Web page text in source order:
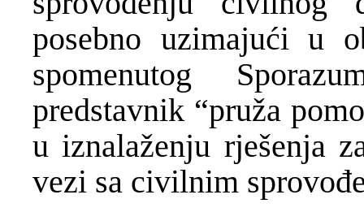
posebno uzimajući u
spomenutog
predstavnik “pruža
u iznalaženju rješenja
vezi sa civilnim